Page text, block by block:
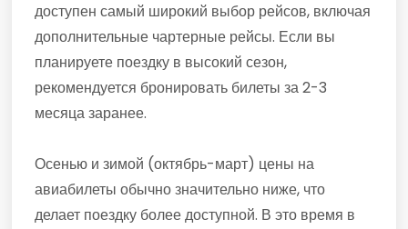
доступен самый широкий выбор рейсов, включая
дополнительные чартерные рейсы. Если вы
планируете поездку в высокий сезон,
рекомендуется бронировать билеты за 2-3
месяца заранее.
Осенью и зимой (октябрь-март) цены на
авиабилеты обычно значительно ниже, что
делает поездку более доступной. В это время в